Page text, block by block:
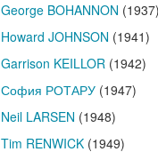
George BOHANNON (1937)
Howard JOHNSON (1941)
Garrison KEILLOR(1942)
София РОТАРУ(1947)
Neil LARSEN (1948)
Tim RENWICK(1949)